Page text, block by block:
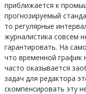
приближается к
прогнозируемый
то регулярные
журналистика совсем
гарантировать. На
что временной график
часто оказывается
задач для редактора
скомпенсировать эту